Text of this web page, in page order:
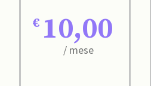
10,00
/ mese